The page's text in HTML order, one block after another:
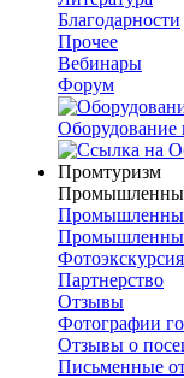
Благодарности
Прочее
Вебинары
Форум
Оборудование
Промтуризм
Фотоэкскурсия
Партнерство
Отзывы
Фотографии
Отзывы о
Письменные